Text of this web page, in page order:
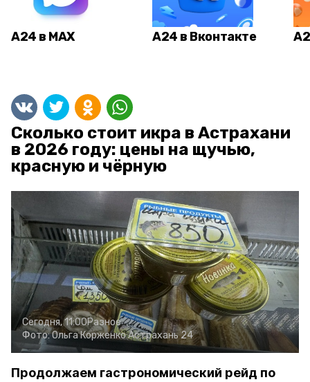
А24 в MAX А24 в Вконтакте
Сколько стоит икра в Астрахани
в 2026 году: цены на щучью,
красную и чёрную
Сегодня, 11:00Разное
Фото:Ольга КорженкоАстрахань 24
Продолжаем гастрономический рейд по